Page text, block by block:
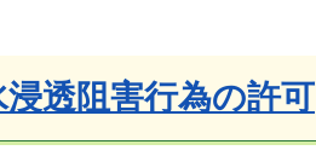
透阻害行為の許可